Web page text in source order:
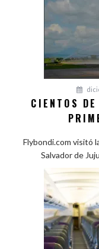
CIENTOS
Flybondi.com visitó
Salvador de